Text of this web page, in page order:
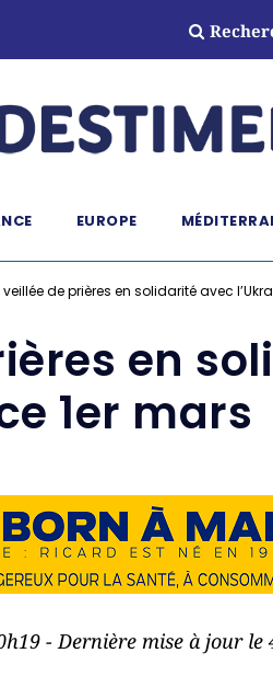
EUROPE
de prières en solidarité avec
en
1er mars
- Dernière mise à jour le